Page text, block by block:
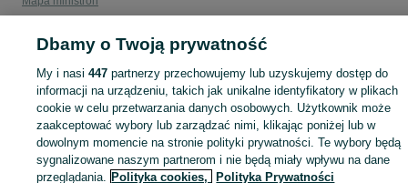
Dbamy o Twoją prywatność
My i nasi447 partnerzy przechowujemy lub uzyskujemy dostęp do
informacji na urządzeniu, takich jak unikalne identyfikatory w plikach
cookie w celu przetwarzania danych osobowych. Użytkownik może
zaakceptować wybory lub zarządzać nimi, klikając poniżej lub w
dowolnym momencie na stronie polityki prywatności. Te wybory będą
sygnalizowane naszym partnerom i nie będą miały wpływu na dane
przeglądania. Polityka cookies, Polityka Prywatności